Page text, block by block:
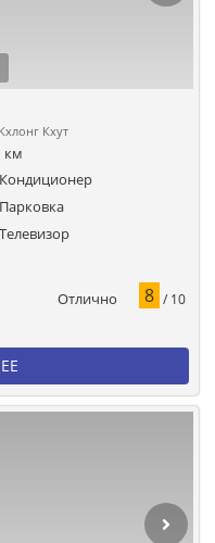
Кхут
км
Кондиционер
Парковка
Телевизор
Отлично 8 / 10